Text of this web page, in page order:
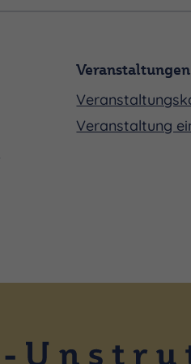
Veranstaltungen
Veranstaltung